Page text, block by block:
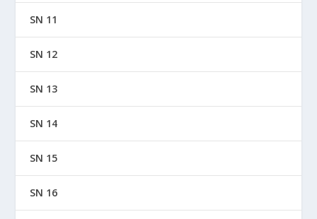
SN 11
SN 12
SN 13
SN 14
SN 15
SN 16